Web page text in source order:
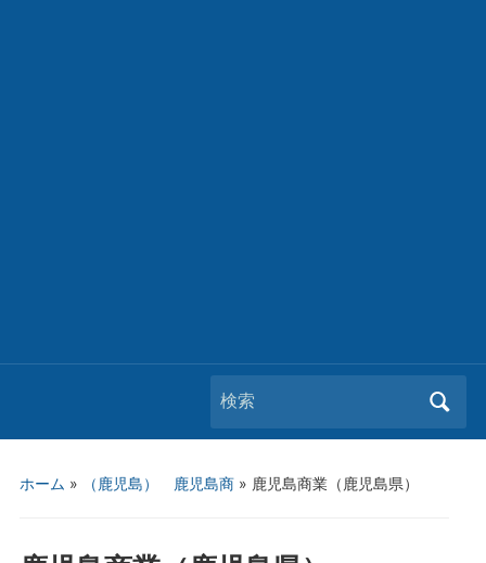
Search
for:
ホーム » （鹿児島） 鹿児島商» 鹿児島商業（鹿児島県）